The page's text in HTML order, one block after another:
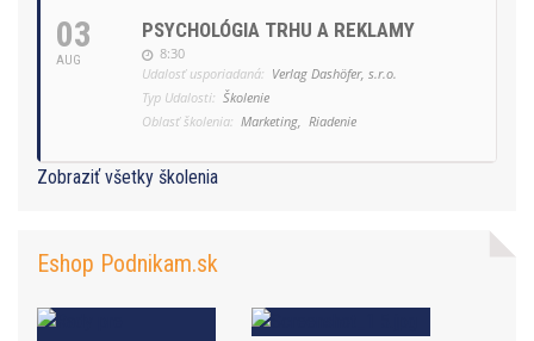
03
AUG
PSYCHOLÓGIA TRHU A REKLAMY
8:30
Udalosť usporiadaná: Verlag Dashöfer, s.r.o.
Typ Udalosti: Školenie
Oblasť školenia: Marketing, Riadenie
Zobraziť všetky školenia
Eshop Podnikam.sk